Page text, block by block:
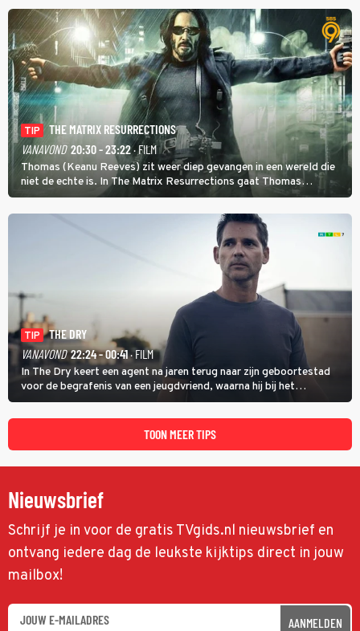
TIP
THE MATRIX RESURRECTIONS
VANAVOND 20:30 - 23:22· FILM
Thomas (Keanu Reeves) zit weer diep gevangen in een wereld die
niet de echte is. In The Matrix Resurrections gaat Thomas
proberen uit deze schijnwereld te ontsnappen.
TIP
THE DRY
VANAVOND 22:24 - 00:41· FILM
In The Dry keert een agent na jaren terug naar zijn geboortestad
voor de begrafenis van een jeugdvriend, waarna hij bij het
onderzoeken van diens dood een verband begint te vermoeden
met een oude zaak.
TOON MEER TIPS
Nieuwsbrief
Schrijf je in voor de gratis TVgids.nl nieuwsbrief en
ontvang iedere dag de leukste kijktips direct in jouw
mailbox!
AANMELDEN